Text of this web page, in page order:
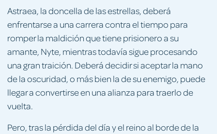
Astraea, la doncella de las estrellas, deberá
enfrentarse a una carrera contra el tiempo para
romper la maldición que tiene prisionero a su
amante, Nyte, mientras todavía sigue procesando
una gran traición. Deberá decidir si aceptar la mano
de la oscuridad, o más bien la de su enemigo, puede
llegar a convertirse en una alianza para traerlo de
vuelta.
Pero, tras la pérdida del día y el reino al borde de la